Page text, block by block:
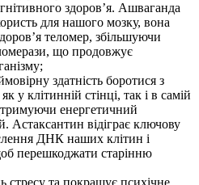
здоров’я. Ашваганда
для нашого мозку, вона
теломер, збільшуючи
що продовжує
здатність боротися з
у клітинній стінці, так і в самій
енергетичний
Астаксантин відіграє ключову
ДНК наших клітин і
перешкоджати старінню
стресу та покращує психічне